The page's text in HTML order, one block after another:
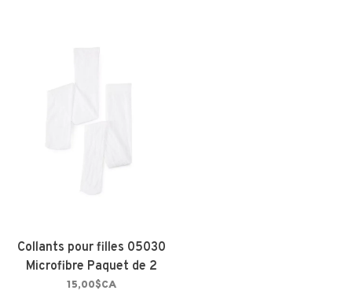
Collants pour filles 05030
Microfibre Paquet de 2
paires Blanc
15,00$CA